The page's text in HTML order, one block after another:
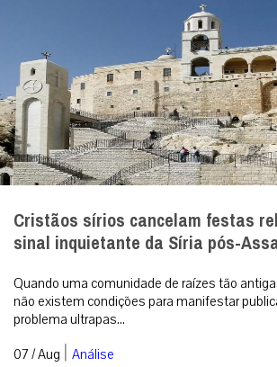
Cristãos sírios cancelam festas
sinal inquietante da Síria pós-
Quando uma comunidade de raízes tão
não existem condições para manifestar
problema ultrapas...
07 / Aug | Análise